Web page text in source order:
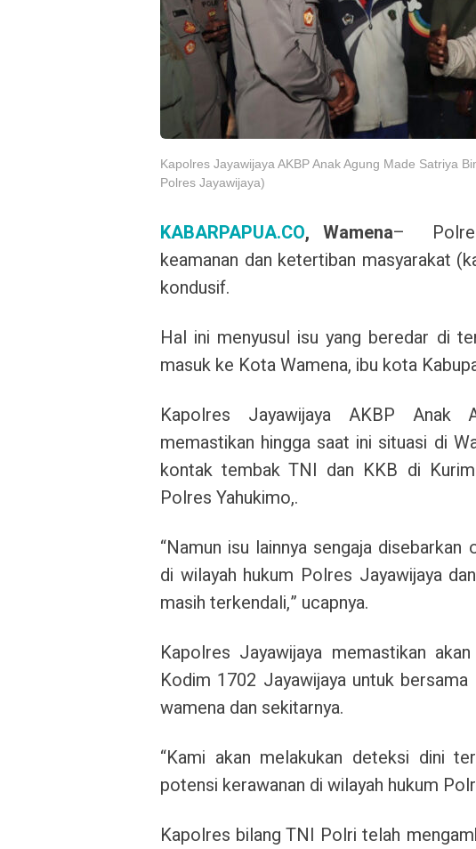
Kapolres Jayawijaya AKBP Anak Agung Made Satriya
Polres Jayawijaya)
KABARPAPUA.CO, Wamena– Polres
keamanan dan ketertiban masyarakat
kondusif.
Hal ini menyusul isu yang beredar di
masuk ke Kota Wamena, ibu kota
Kapolres Jayawijaya AKBP Anak
memastikan hingga saat ini situasi di
kontak tembak TNI dan KKB di
Polres Yahukimo,.
“Namun isu lainnya sengaja
di wilayah hukum Polres Jayawijaya
masih terkendali,” ucapnya.
Kapolres Jayawijaya memastikan
Kodim 1702 Jayawijaya untuk
wamena dan sekitarnya.
“Kami akan melakukan deteksi dini
potensi kerawanan di wilayah hukum
Kapolres bilang TNI Polri telah